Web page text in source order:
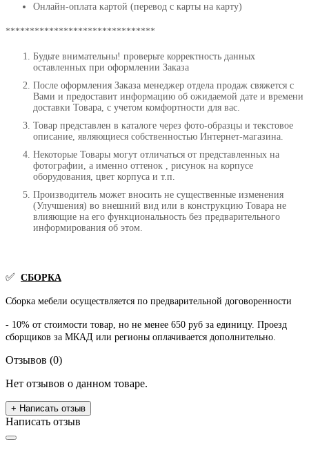
Онлайн-оплата картой (перевод с карты на карту)
*******************************
Будьте внимательны! проверьте корректность данных
оставленных при оформлении Заказа
После оформления Заказа менеджер отдела продаж свяжется с
Вами и предоставит информацию об ожидаемой дате и времени
доставки Товара, с учетом комфортности для вас.
Товар представлен в каталоге через фото-образцы и текстовое
описание, являющиеся собственностью Интернет-магазина.
Некоторые Товары могут отличаться от представленных на
фотографии, а именно оттенок , рисунок на корпусе
оборудования, цвет корпуса и т.п.
Производитель может вносить не существенные изменения
(Улучшения) во внешний вид или в конструкцию Товара не
влияющие на его функциональность без предварительного
информирования об этом.
✅ СБОРКА
Сборка мебели осуществляется по предварительной договоренности
- 10% от стоимости товар, но не менее 650 руб за единицу. Проезд
сборщиков за МКАД или регионы оплачивается дополнительно.
Отзывов (0)
Нет отзывов о данном товаре.
+ Написать отзыв
Написать отзыв